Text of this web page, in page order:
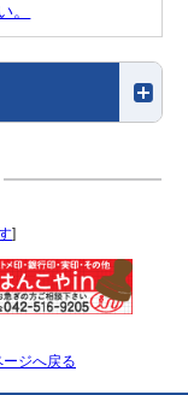
。
]
ージへ戻る